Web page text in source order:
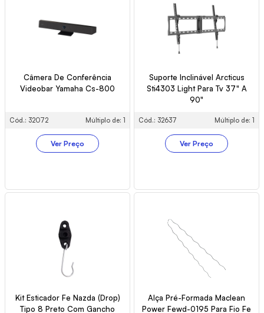
Câmera De Conferência
Videobar Yamaha Cs-800
Cód.: 32072 Múltiplo de: 1
Ver Preço
Suporte Inclinável Arcticus
Sti4303 Light Para Tv 37" A
90"
Cód.: 32637 Múltiplo de: 1
Ver Preço
Kit Esticador Fe Nazda (Drop)
Tipo 8 Preto Com Gancho
Alça Pré-Formada Maclean
Power Fewd-0195 Para Fio Fe